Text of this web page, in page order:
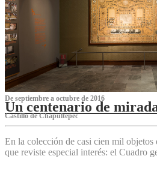
De septiembre a octubre de 2016
Un centenario de
Castillo de Chapultepec
En la colección de casi cien mil objetos
que reviste especial interés: el Cuadro